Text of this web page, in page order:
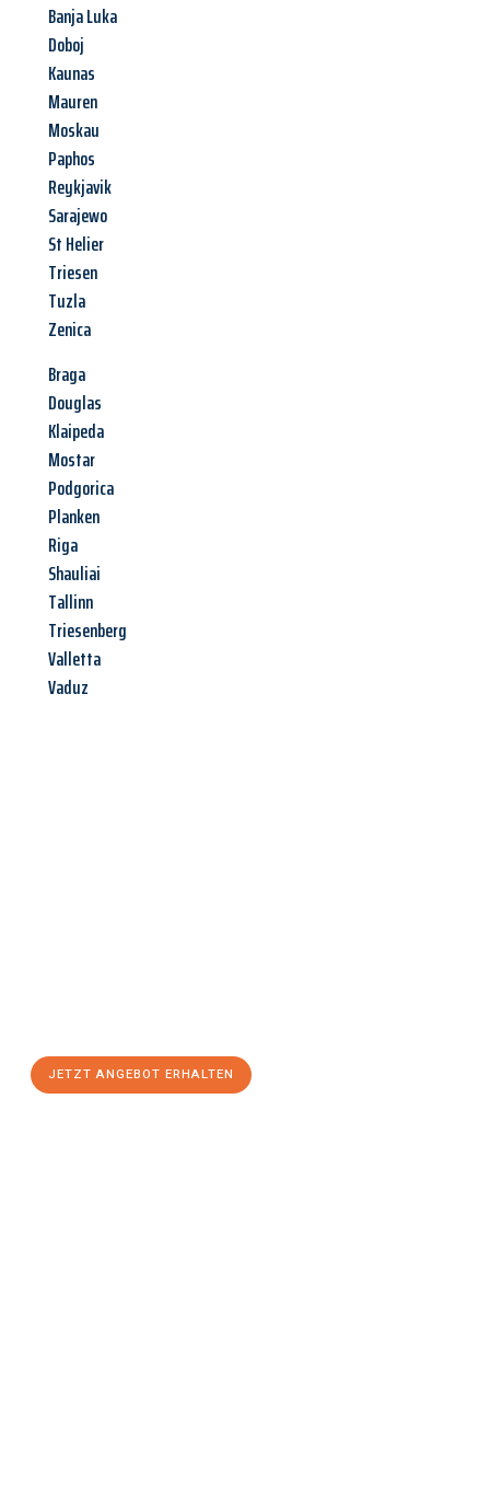
Banja Luka
Doboj
Kaunas
Mauren
Moskau
Paphos
Reykjavik
Sarajewo
St Helier
Triesen
Tuzla
Zenica
Braga
Douglas
Klaipeda
Mostar
Podgorica
Planken
Riga
Shauliai
Tallinn
Triesenberg
Valletta
Vaduz
JETZT ANGEBOT ERHALTEN